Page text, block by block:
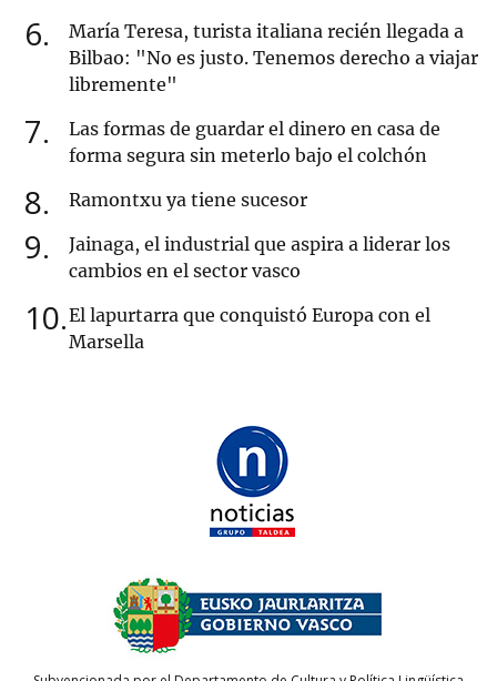
6
María Teresa, turista italiana recién llegada a
Bilbao: "No es justo. Tenemos derecho a viajar
libremente"
7
Las formas de guardar el dinero en casa de
forma segura sin meterlo bajo el colchón
8 Ramontxu ya tiene sucesor
9
Jainaga, el industrial que aspira a liderar los
cambios en el sector vasco
10 El lapurtarra que conquistó Europa con el
Marsella